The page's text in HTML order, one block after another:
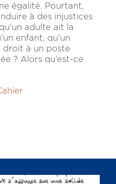
égalité. Pourtant,
à des injustices
adulte ait la
enfant, qu’un
à un poste
? Alors qu’est-ce